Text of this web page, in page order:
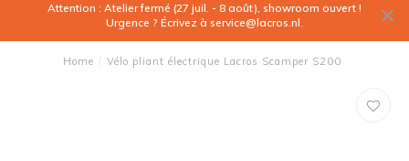
Attention : Atelier fermé (27 juil. - 8 août), showroom ouvert !
Urgence ? Écrivez à service@lacros.nl.
Home / Vélo pliant électrique Lacros Scamper S200